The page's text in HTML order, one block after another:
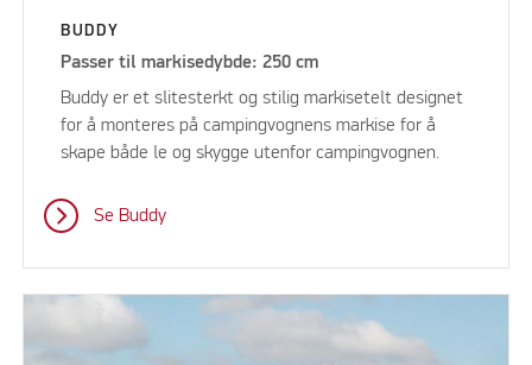
BUDDY
Passer til markisedybde: 250 cm
Buddy er et slitesterkt og stilig markisetelt designet
for å monteres på campingvognens markise for å
skape både le og skygge utenfor campingvognen.
Se Buddy